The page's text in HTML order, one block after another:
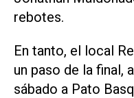
rebotes.
En tanto, el local
un paso de la final,
sábado a Pato